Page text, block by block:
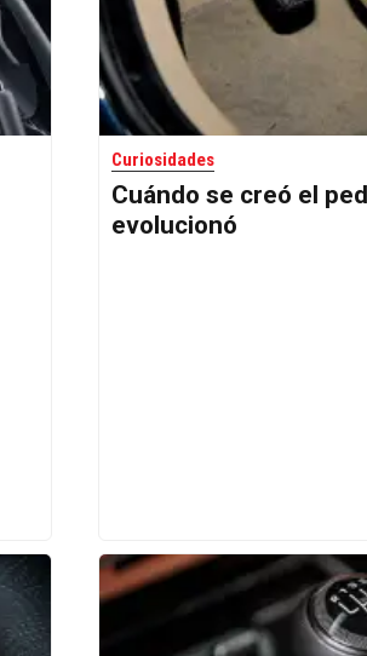
Curiosidades
Cuándo se creó el
evolucionó